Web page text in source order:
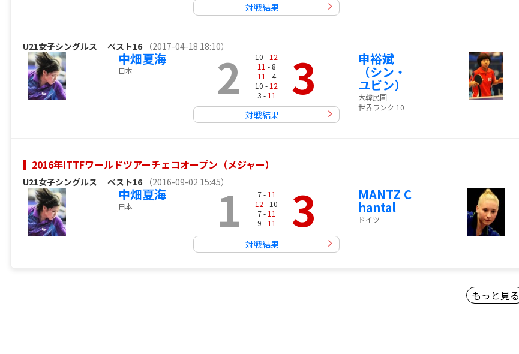
対戦結果
U21女子シングルス ベスト16 （2017-04-18 18:10）
中畑夏海
日本 2 10 - 12
11 - 8
11 - 4
10 - 12
3 - 11 3
対戦結果
申裕斌
（シン・
ユビン）
大韓民国
世界ランク 10
2016年ITTFワールドツアーチェコオープン（メジャー）
U21女子シングルス ベスト16 （2016-09-02 15:45）
中畑夏海
日本 1 7 - 11
12 - 10
7 - 11
9 - 11 3
対戦結果
MANTZ C
hantal
ドイツ
もっと見る